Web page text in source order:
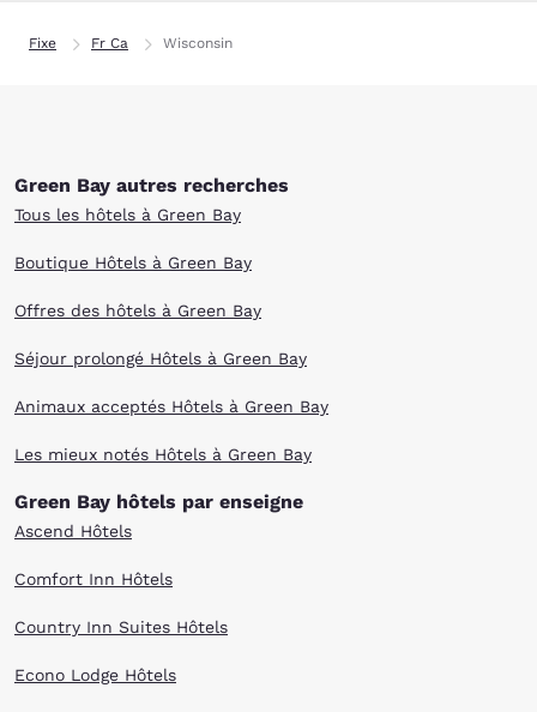
Fixe Fr Ca Wisconsin
Green Bay autres recherches
Tous les hôtels à Green Bay
Boutique Hôtels à Green Bay
Offres des hôtels à Green Bay
Séjour prolongé Hôtels à Green Bay
Animaux acceptés Hôtels à Green Bay
Les mieux notés Hôtels à Green Bay
Green Bay hôtels par enseigne
Ascend Hôtels
Comfort Inn Hôtels
Country Inn Suites Hôtels
Econo Lodge Hôtels